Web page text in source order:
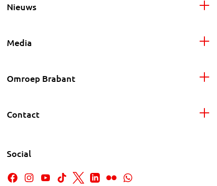
Nieuws
Media
Omroep Brabant
Contact
Social